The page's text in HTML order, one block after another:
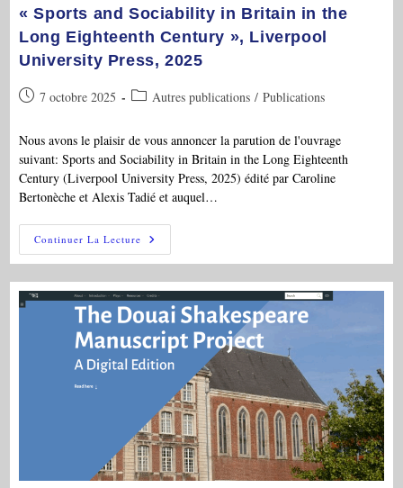
« Sports and Sociability in Britain in the
Long Eighteenth Century », Liverpool
University Press, 2025
Publication
7 octobre 2025
Post Autres publications / Publications
Nous avons le plaisir de vous annoncer la parution de l'ouvrage
suivant: Sports and Sociability in Britain in the Long Eighteenth
Century (Liverpool University Press, 2025) édité par Caroline
Bertonèche et Alexis Tadié et auquel…
Continuer La Lecture PAR:
A.
Tadié
C.
Bertonèche,
Ed.,
« Sports
And
Sociability
In
The
Long
Eighteenth
Century »,
Liverpool
University
Press,